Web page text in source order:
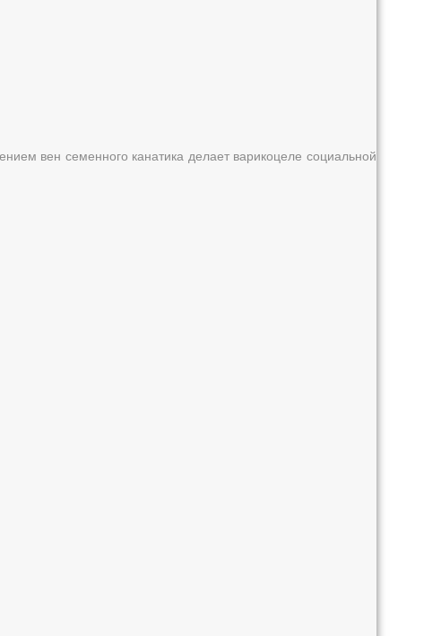
вен семенного канатика делает варикоцеле социальной